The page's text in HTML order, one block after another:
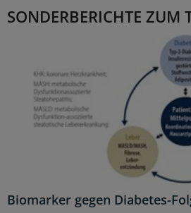
SONDERBERICHTE ZUM
Biomarker gegen Diabetes-